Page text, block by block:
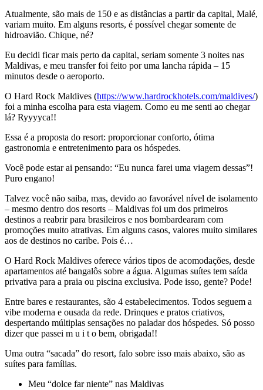
Atualmente, são mais de 150 e as distâncias a partir da capital, Malé,
variam muito. Em alguns resorts, é possível chegar somente de
hidroavião. Chique, né?
Eu decidi ficar mais perto da capital, seriam somente 3 noites nas
Maldivas, e meu transfer foi feito por uma lancha rápida – 15
minutos desde o aeroporto.
O Hard Rock Maldives (https://www.hardrockhotels.com/maldives/)
foi a minha escolha para esta viagem. Como eu me senti ao chegar
lá? Ryyyyca!!
Essa é a proposta do resort: proporcionar conforto, ótima
gastronomia e entretenimento para os hóspedes.
Você pode estar ai pensando: “Eu nunca farei uma viagem dessas”!
Puro engano!
Talvez você não saiba, mas, devido ao favorável nível de isolamento
– mesmo dentro dos resorts – Maldivas foi um dos primeiros
destinos a reabrir para brasileiros e nos bombardearam com
promoções muito atrativas. Em alguns casos, valores muito similares
aos de destinos no caribe. Pois é…
O Hard Rock Maldives oferece vários tipos de acomodações, desde
apartamentos até bangalôs sobre a água. Algumas suítes tem saída
privativa para a praia ou piscina exclusiva. Pode isso, gente? Pode!
Entre bares e restaurantes, são 4 estabelecimentos. Todos seguem a
vibe moderna e ousada da rede. Drinques e pratos criativos,
despertando múltiplas sensações no paladar dos hóspedes. Só posso
dizer que passei m u i t o bem, obrigada!!
Uma outra “sacada” do resort, falo sobre isso mais abaixo, são as
suítes para famílias.
Meu “dolce far niente” nas Maldivas